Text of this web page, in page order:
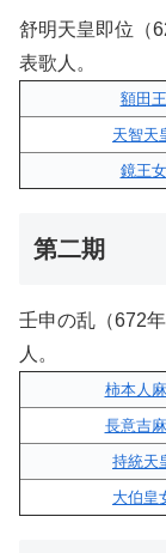
舒明天皇即位（
表歌人。
額田王
天智天
鏡王女
第二期
壬申の乱（672
人。
柿本人
長意吉
持統天
大伯皇